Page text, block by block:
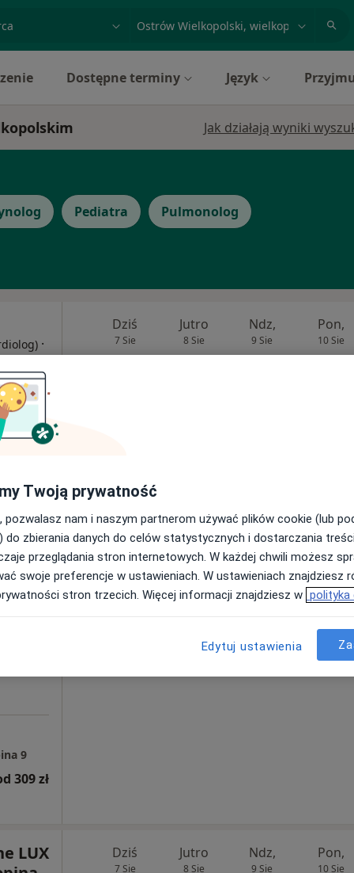
badanie lub nazwiskomiasto lub dzielnica
Dostępne terminy Język
Jak działają wyniki
Pediatra Pulmonolog
·
•Mapa
200 zł
Dziś
7 Sie
Jutro
8 Sie
Ndz,
9 Sie
Pon,
10 Sie
9
309 zł
Dziś Jutro Ndz, Pon,
10 Sie
Umawianie online nie jest dostępne
LUX
Dziś
7 Sie
Jutro
8 Sie
Ndz,
9 Sie
Pon,
10 Sie
Twoją prywatność
pozwalasz nam i naszym partnerom używać plików cookie (lub
do zbierania danych do celów statystycznych i dostarczania
przeglądania stron internetowych. W każdej chwili możesz
swoje preferencje w ustawieniach. W ustawieniach znajdziesz
stron trzecich. Więcej informacji znajdziesz w polityka
Edytuj ustawienia